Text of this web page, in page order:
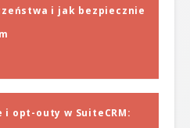
i jak bezpiecznie
opt-outy w SuiteCRM: